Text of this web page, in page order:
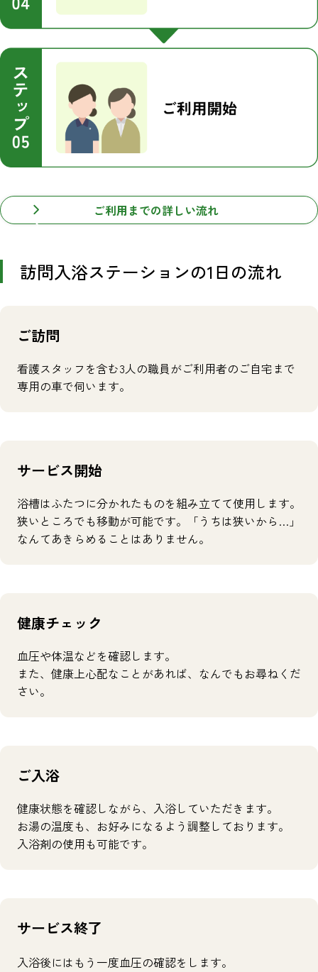
ご利用までの詳しい流れ
訪問入浴ステーションの1日の流れ
ご訪問
看護スタッフを含む3人の職員がご利用者のご自宅まで
専用の車で伺います。
サービス開始
浴槽はふたつに分かれたものを組み立てて使用します。
狭いところでも移動が可能です。「うちは狭いから…」
なんてあきらめることはありません。
健康チェック
血圧や体温などを確認します。
また、健康上心配なことがあれば、なんでもお尋ねくだ
さい。
ご入浴
健康状態を確認しながら、入浴していただきます。
お湯の温度も、お好みになるよう調整しております。
入浴剤の使用も可能です。
サービス終了
入浴後にはもう一度血圧の確認をします。